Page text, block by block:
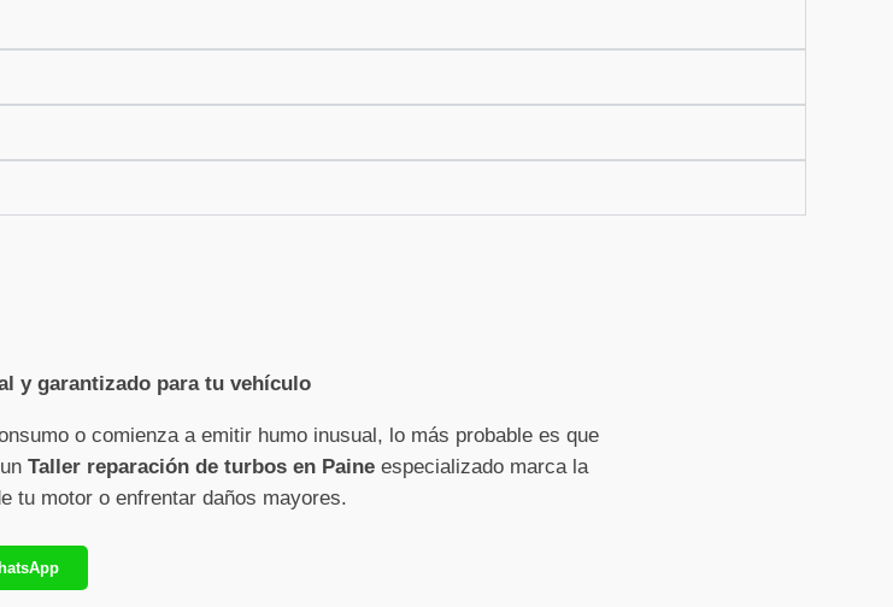
y garantizado para tu vehículo
o comienza a emitir humo inusual, lo más probable es que
Taller reparación de turbos en Paine especializado marca la
tu motor o enfrentar daños mayores.